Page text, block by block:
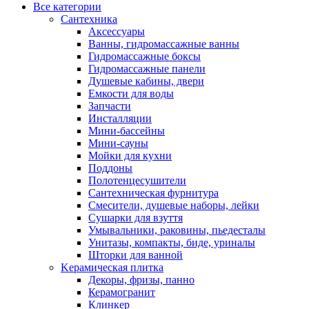
Все категории
Cантехника
Аксессуары
Ванны, гидромассажные ванны
Гидромассажные боксы
Гидромассажные панели
Душевые кабины, двери
Емкости для воды
Запчасти
Инсталляции
Мини-бассейны
Мини-сауны
Мойки для кухни
Поддоны
Полотенцесушители
Сантехническая фурнитура
Смесители, душевые наборы, лейки
Сушарки для взуття
Умывальники, раковины, пьедесталы
Унитазы, компакты, биде, уриналы
Шторки для ванной
Kерамическая плитка
Декоры, фризы, панно
Керамогранит
Клинкер